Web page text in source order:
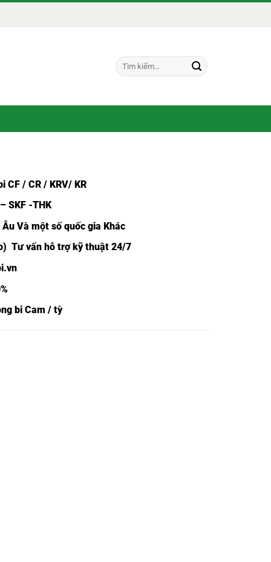
Tìm
kiếm:
CF / CR / KRV/ KR
SKF -THK
Và một số quốc gia Khác
Tư vấn hỗ trợ kỹ thuật 24/7
bi Cam / tỳ